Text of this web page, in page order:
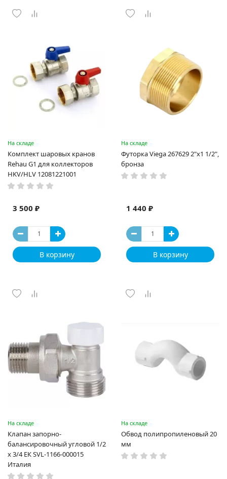
На складе
Комплект шаровых кранов
Rehau G1 для коллекторов
HKV/HLV 12081221001
3 500 ₽
В корзину
На складе
Футорка Viega 267629 2"х1 1/2",
бронза
1 440 ₽
В корзину
На складе
Клапан запорно-
балансировочный угловой 1/2
х 3/4 ЕК SVL-1166-000015
Италия
На складе
Обвод полипропиленовый 20
мм